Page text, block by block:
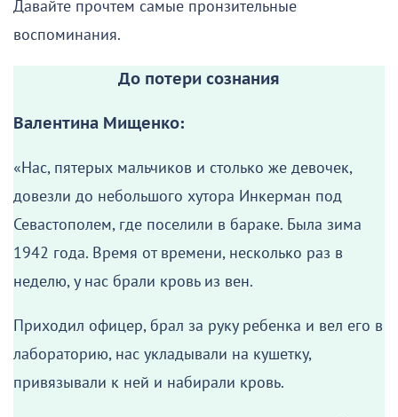
Давайте прочтем самые пронзительные
воспоминания.
До потери сознания
Валентина Мищенко:
«Нас, пятерых мальчиков и столько же девочек,
довезли до небольшого хутора Инкерман под
Севастополем, где поселили в бараке. Была зима
1942 года. Время от времени, несколько раз в
неделю, у нас брали кровь из вен.
Приходил офицер, брал за руку ребенка и вел его в
лабораторию, нас укладывали на кушетку,
привязывали к ней и набирали кровь.